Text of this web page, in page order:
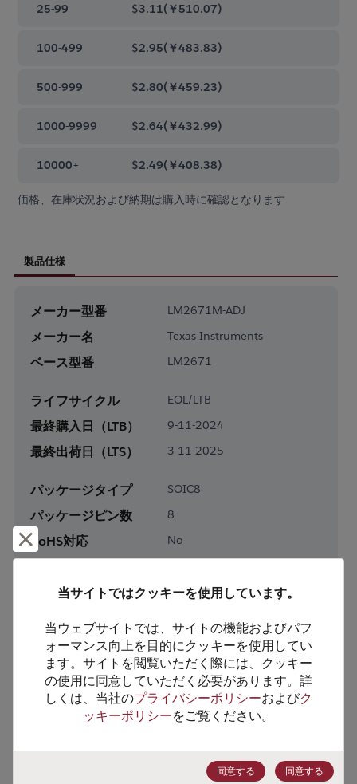
25-99 $3.11(￥510.07)
100-499 $2.95(￥483.83)
500-999 $2.80(￥459.23)
1000-9999 $2.64(￥432.99)
10000+ $2.49(￥408.38)
価格、在庫状況および納期は購入時に確認となります
製品仕様
メーカー型番 LM2671M-ADJ
メーカー名 Texas Instruments
ベース型番 LM2671
ライフサイクル EOL/LTB
最終購入日（LTB） 9-11-2024
最終出荷日（LTS） 3-11-2025
パッケージタイプ SOIC8
パッケージピン数 8
RoHS対応 No
梱包形態 Tube
製品カテゴリー Analog & Mixed Signal
製品サブカテゴリー Power Management
製品グループ Switching Regs/Controllers
却下して閉じる
当サイトではクッキーを使用しています。
当ウェブサイトでは、サイトの機能およびパフ
ォーマンス向上を目的にクッキーを使用してい
ます。サイトを閲覧いただく際には、クッキー
の使用に同意していただく必要があります。詳
しくは、当社のプライバシーポリシーおよびク
ッキーポリシーをご覧ください。
同意する 同意する